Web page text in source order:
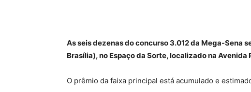
As seis dezenas do concurso 3.012 da Mega-Sena
Brasília), no Espaço da Sorte, localizado na Avenida
O prêmio da faixa principal está acumulado e